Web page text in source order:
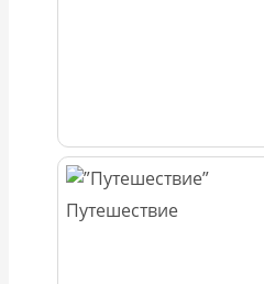
Путешествие